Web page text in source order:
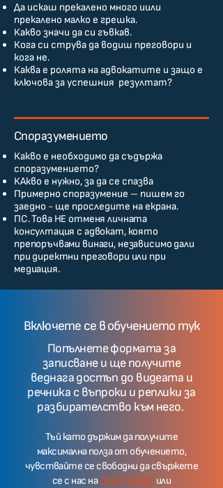
Да искаш прекалено много иили
прекалено малко е грешка.
Какво значи да си гъвкав.
Кога си струва да водиш преговори и
кога не.
Каква е ролята на адвокатите и защо е
ключова за успешния резултат?
Споразумението
Какво е необходимо да съдържа
споразумението?
КАкво е нужно, за да се спазва
Примерно споразумение – пишем го
заедно - ще проследите на екрана.
ПС. Това НЕ отменя личната
консултация с адвокат, която
препоръчвами винаги, независимо дали
при директни преговори или при
медиация.
Включете се в обучението тук
Попълнете формата за
записване и ще получите
веднага достъп до видеата и
речника с въпроки и реплики за
разбирателство към него.
Тъй като държим да получите
максимална полза от обучението,
чувствайте се свободни да свържете
се с нас на0885792525 или